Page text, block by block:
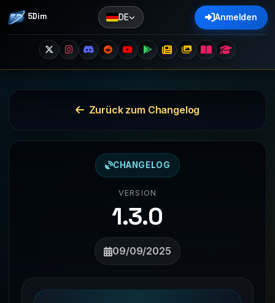
5Dim DE Anmelden
Zurück zum Changelog
CHANGELOG
VERSION
1.3.0
09/09/2025